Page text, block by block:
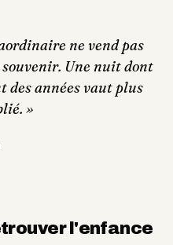
ne vend pas
Une nuit dont
des années vaut plus
»
l'enfance